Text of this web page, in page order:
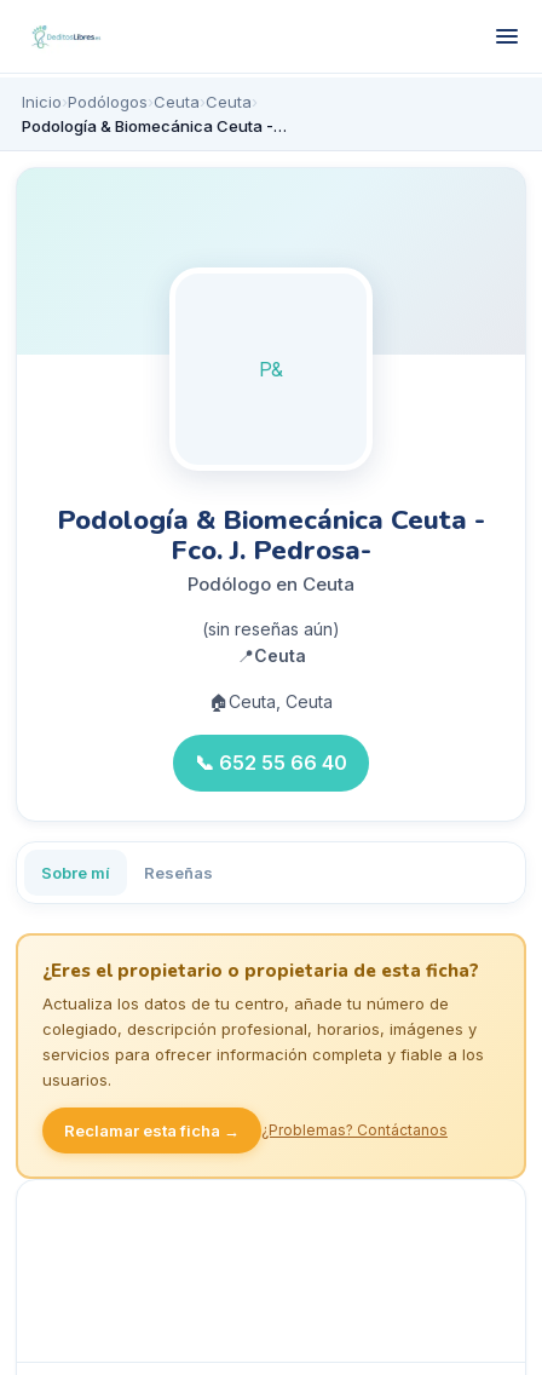
Inicio›Podólogos›Ceuta›Ceuta›
Podología & Biomecánica Ceuta -Fco. J. Pedrosa-
P&
Podología & Biomecánica Ceuta -
Fco. J. Pedrosa-
Podólogo en Ceuta
(sin reseñas aún)
📍Ceuta
🏠Ceuta, Ceuta
📞 652 55 66 40
Sobre mí Reseñas
¿Eres el propietario o propietaria de esta ficha?
Actualiza los datos de tu centro, añade tu número de
colegiado, descripción profesional, horarios, imágenes y
servicios para ofrecer información completa y fiable a los
usuarios.
Reclamar esta ficha → ¿Problemas? Contáctanos